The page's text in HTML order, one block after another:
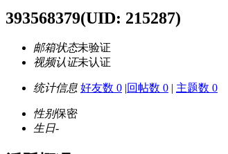
393568379(UID: 215287)
邮箱状态未验证
视频认证未认证
统计信息 好友数 0 |回帖数 0 | 主题数 0
性别保密
生日-